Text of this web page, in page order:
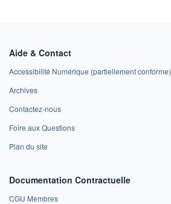
Aide & Contact
Accessibilité Numérique (partiellement conforme)
Archives
Contactez-nous
Foire aux Questions
Plan du site
Documentation Contractuelle
CGU Membres